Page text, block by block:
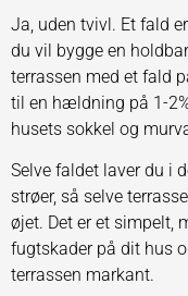
Ja, uden tvivl. Et fald
du vil bygge en
terrassen med et fald
til en hældning på 1-
husets sokkel og
Selve faldet laver du i
strøer, så selve
øjet. Det er et simpelt,
fugtskader på dit hus
terrassen markant.